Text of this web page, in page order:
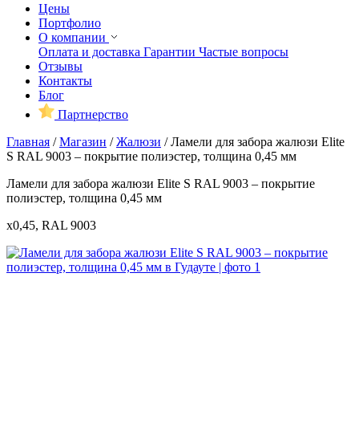
Цены
Портфолио
О компании
Оплата и доставка Гарантии Частые вопросы
Отзывы
Контакты
Блог
Партнерство
Главная /Магазин /Жалюзи /Ламели для забора жалюзи Elite
S RAL 9003 – покрытие полиэстер, толщина 0,45 мм
Ламели для забора жалюзи Elite S RAL 9003 – покрытие
полиэстер, толщина 0,45 мм
x0,45, RAL 9003